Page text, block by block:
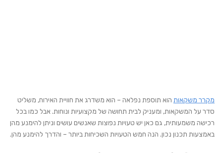
מקרר משקאות הוא תוספת נפלאה – הוא משדרג את חוויית האירוח, משליט
סדר על המשקאות, ומעניק לבית תחושה של מקצועיות ונוחות. אבל כמו בכל
רכישה משמעותית, גם כאן יש טעויות נפוצות שאנשים עושים וניתן להימנע מהן
באמצעות תכנון נכון. הנה חמש הטעויות השכיחות ביותר – והדרך להימנע מהן.